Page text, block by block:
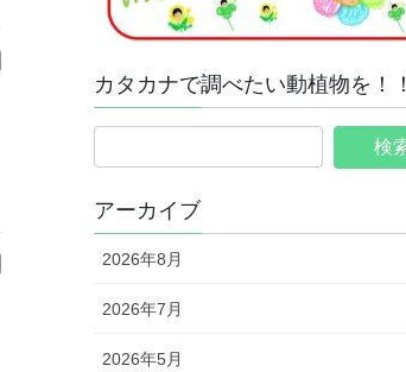
カタカナで調べたい動植物を！！
アーカイブ
2026年8月
2026年7月
2026年5月